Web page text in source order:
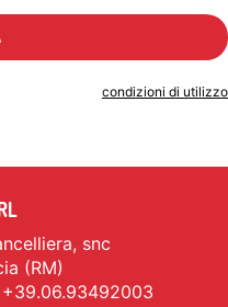
condizioni di utilizzo
snc
(RM)
+39.06.93492003